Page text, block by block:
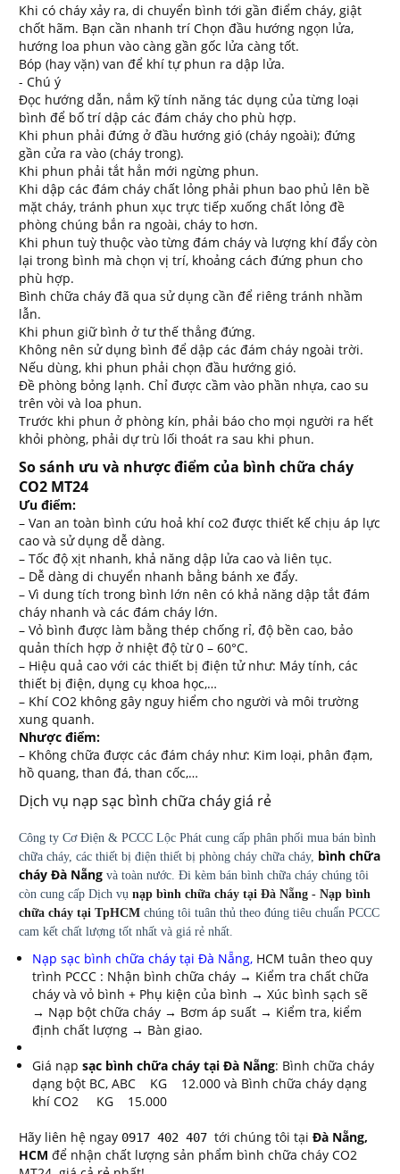
Khi có cháy xảy ra, di chuyển bình tới gần điểm cháy, giật
chốt hãm. Bạn cần nhanh trí Chọn đầu hướng ngọn lửa,
hướng loa phun vào càng gần gốc lửa càng tốt.
Bóp (hay vặn) van để khí tự phun ra dập lửa.
- Chú ý
Đọc hướng dẫn, nắm kỹ tính năng tác dụng của từng loại
bình để bố trí dập các đám cháy cho phù hợp.
Khi phun phải đứng ở đầu hướng gió (cháy ngoài); đứng
gần cửa ra vào (cháy trong).
Khi phun phải tắt hẳn mới ngừng phun.
Khi dập các đám cháy chất lỏng phải phun bao phủ lên bề
mặt cháy, tránh phun xục trực tiếp xuống chất lỏng đề
phòng chúng bắn ra ngoài, cháy to hơn.
Khi phun tuỳ thuộc vào từng đám cháy và lượng khí đẩy còn
lại trong bình mà chọn vị trí, khoảng cách đứng phun cho
phù hợp.
Bình chữa cháy đã qua sử dụng cần để riêng tránh nhầm
lẫn.
Khi phun giữ bình ở tư thế thẳng đứng.
Không nên sử dụng bình để dập các đám cháy ngoài trời.
Nếu dùng, khi phun phải chọn đầu hướng gió.
Đề phòng bỏng lạnh. Chỉ được cầm vào phần nhựa, cao su
trên vòi và loa phun.
Trước khi phun ở phòng kín, phải báo cho mọi người ra hết
khỏi phòng, phải dự trù lối thoát ra sau khi phun.
So sánh ưu và nhược điểm của bình chữa cháy
CO2 MT24
Ưu điểm:
– Van an toàn bình cứu hoả khí co2 được thiết kế chịu áp lực
cao và sử dụng dễ dàng.
– Tốc độ xịt nhanh, khả năng dập lửa cao và liên tục.
– Dễ dàng di chuyển nhanh bằng bánh xe đẩy.
– Vì dung tích trong bình lớn nên có khả năng dập tắt đám
cháy nhanh và các đám cháy lớn.
– Vỏ bình được làm bằng thép chống rỉ, độ bền cao, bảo
quản thích hợp ở nhiệt độ từ 0 – 60°C.
– Hiệu quả cao với các thiết bị điện tử như: Máy tính, các
thiết bị điện, dụng cụ khoa học,…
– Khí CO2 không gây nguy hiểm cho người và môi trường
xung quanh.
Nhược điểm:
– Không chữa được các đám cháy như: Kim loại, phân đạm,
hồ quang, than đá, than cốc,…
Dịch vụ nạp sạc bình chữa cháy giá rẻ
Công ty Cơ Điện & PCCC Lộc Phát cung cấp phân phối mua bán bình
chữa cháy, các thiết bị điện thiết bị phòng cháy chữa cháy, bình chữa
cháy Đà Nẵngvà toàn nước. Đi kèm bán bình chữa cháy chúng tôi
còn cung cấp Dịch vụnạp bình chữa cháy tại Đà Nẵng - Nạp bình
chữa cháy tại TpHCMchúng tôi tuân thủ theo đúng tiêu chuẩn PCCC
cam kết chất lượng tốt nhất và giá rẻ nhất.
Nạp sạc bình chữa cháy tại Đà Nẵng, HCM tuân theo quy
trình PCCC : Nhận bình chữa cháy → Kiểm tra chất chữa
cháy và vỏ bình + Phụ kiện của bình → Xúc bình sạch sẽ
→ Nạp bột chữa cháy → Bơm áp suất → Kiểm tra, kiểm
định chất lượng → Bàn giao.
Giá nạpsạc bình chữa cháy tại Đà Nẵng: Bình chữa cháy
dạng bột BC, ABC KG 12.000 và Bình chữa cháy dạng
khí CO2 KG 15.000
Hãy liên hệ ngay 0917 402 407tới chúng tôi tạiĐà Nẵng,
HCM để nhận chất lượng sản phẩm bình chữa cháy CO2